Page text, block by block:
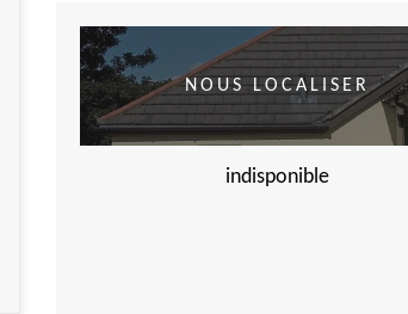
NOUS LOCALISER
indisponible